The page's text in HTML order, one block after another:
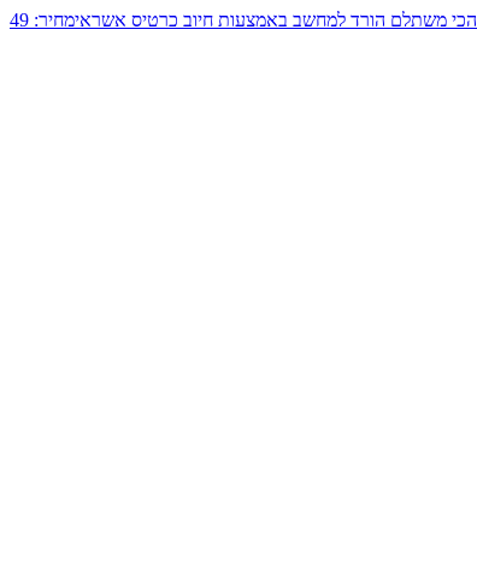
הכי משתלם הורד למחשב באמצעות חיוב כרטיס אשראי